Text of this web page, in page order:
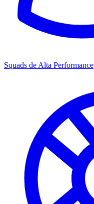
Squads de Alta Performance